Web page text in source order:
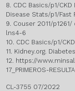
8. CDC Basics/p1/
Disease Stats/p1/
9. Couser 2011/
lns4-6
10. CDC Basics/p1/
11. Kidney.org.
12. https://
17_PRIMEROS-
CL-3755 07/2022